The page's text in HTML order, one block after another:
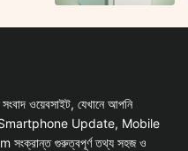
ওয়েবসাইট, যেখানে আপনি
Smartphone Update, Mobile
গুরুত্বপূর্ণ তথ্য সহজ ও